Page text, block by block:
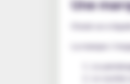
Choisir un e-
La marque
Le